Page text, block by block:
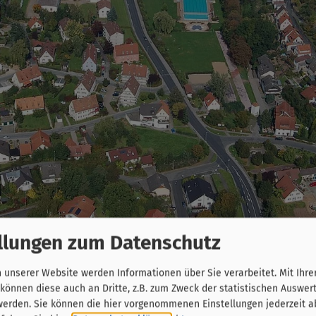
Main - eingebettet zwischen Wasser und den
ihren Ursprüngen auf das 7. Jahrhundert zurück.
„Krautstücht“ (fränkisch: Sauerkrautfaß)
zum Datenschutz
unserer Website werden Informationen über Sie verarbeitet. Mit
diese auch an Dritte, z.B. zum Zweck der statistischen
Sie können die hier vorgenommenen Einstellungen jederzeit